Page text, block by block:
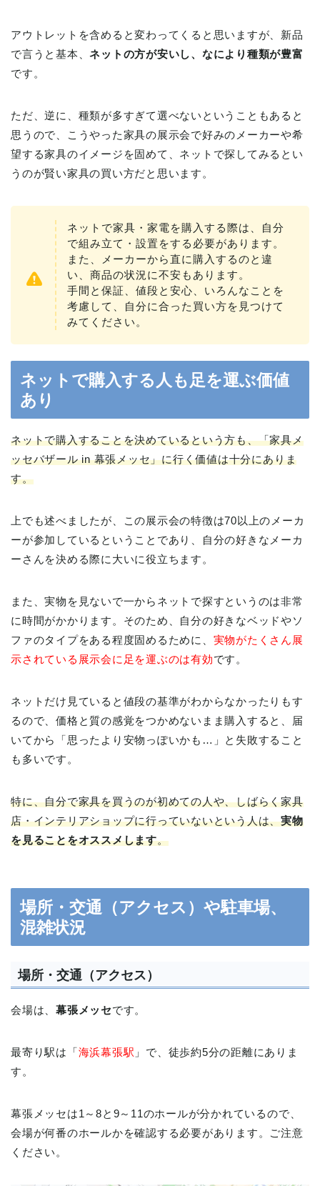
アウトレットを含めると変わってくると思いますが、新品
で言うと基本、ネットの方が安いし、なにより種類が豊富
です。
ただ、逆に、種類が多すぎて選べないということもあると
思うので、こうやった家具の展示会で好みのメーカーや希
望する家具のイメージを固めて、ネットで探してみるとい
うのが賢い家具の買い方だと思います。
ネットで家具・家電を購入する際は、自分
で組み立て・設置をする必要があります。
また、メーカーから直に購入するのと違
い、商品の状況に不安もあります。
手間と保証、値段と安心、いろんなことを
考慮して、自分に合った買い方を見つけて
みてください。
ネットで購入する人も足を運ぶ価値
あり
ネットで購入することを決めているという方も、「家具メ
ッセバザール in 幕張メッセ」に行く価値は十分にありま
す。
上でも述べましたが、この展示会の特徴は70以上のメーカ
ーが参加しているということであり、自分の好きなメーカ
ーさんを決める際に大いに役立ちます。
また、実物を見ないで一からネットで探すというのは非常
に時間がかかります。そのため、自分の好きなベッドやソ
ファのタイプをある程度固めるために、 実物がたくさん展
示されている展示会に足を運ぶのは有効です。
ネットだけ見ていると値段の基準がわからなかったりもす
るので、価格と質の感覚をつかめないまま購入すると、届
いてから「思ったより安物っぽいかも…」と失敗すること
も多いです。
特に、自分で家具を買うのが初めての人や、しばらく家具
店・インテリアショップに行っていないという人は、実物
を見ることをオススメします。
場所・交通（アクセス）や駐車場、
混雑状況
場所・交通（アクセス）
会場は、幕張メッセです。
最寄り駅は「海浜幕張駅 」で、徒歩約5分の距離にありま
す。
幕張メッセは1～8と9～11のホールが分かれているので、
会場が何番のホールかを確認する必要があります。ご注意
ください。